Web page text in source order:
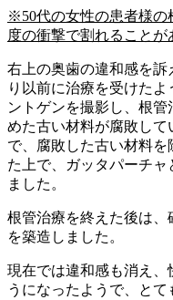
※50代の女性の患者様の
度の衝撃で割れることが
右上の奥歯の違和感を
り以前に治療を受けた
ントゲンを撮影し、根
めた古い材料が腐敗して
で、腐敗した古い材料
た上で、ガッタパーチ
ました。
根管治療を終えた後は
を築造しました。
現在では違和感も消え、
うになったようで、とて